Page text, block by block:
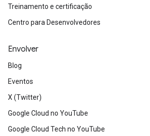
Treinamento e certificação
Centro para Desenvolvedores
Envolver
Blog
Eventos
X (Twitter)
Google Cloud no YouTube
Google Cloud Tech no YouTube